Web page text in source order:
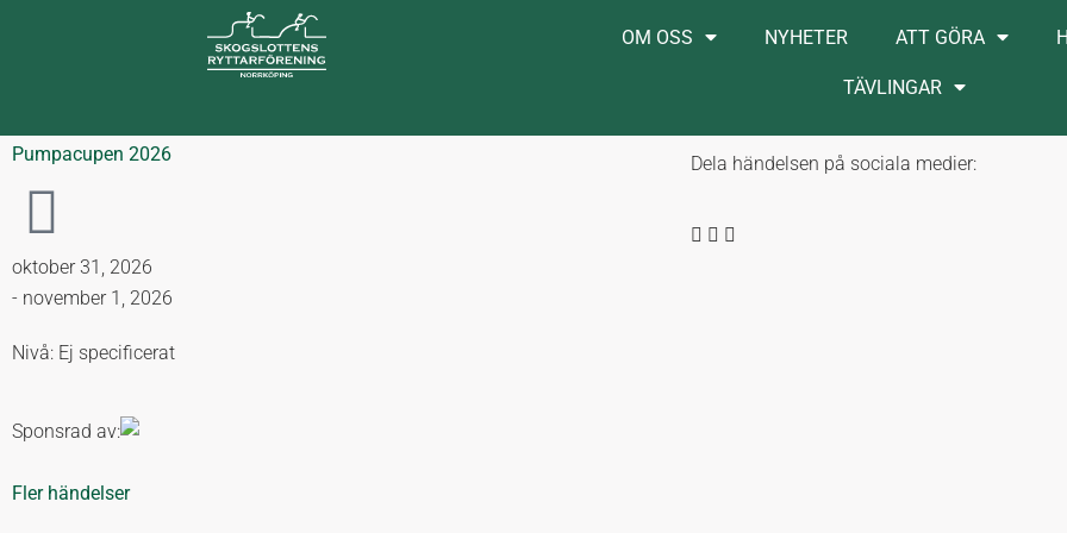
OM OSS NYHETER ATT GÖRA
TÄVLINGAR
Pumpacupen 2026
oktober 31, 2026
- november 1, 2026
Nivå: Ej specificerat
Sponsrad av:
Dela händelsen på sociala medier:
Fler händelser